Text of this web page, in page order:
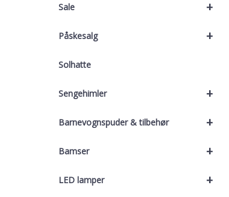
+
Sale
+
Påskesalg
Solhatte
+
Sengehimler
+
Barnevognspuder & tilbehør
+
Bamser
+
LED lamper